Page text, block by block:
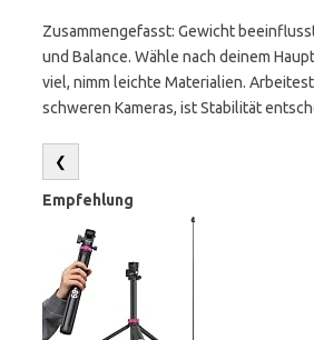
Zusammengefasst: Gewicht
und Balance. Wähle nach deinem
viel, nimm leichte Materialien.
schweren Kameras, ist Stabilität
❮
Empfehlung